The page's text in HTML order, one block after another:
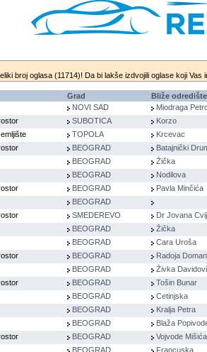
broj oglasa (11714)! Da bi lakše izdvojili oglase koji
Grad Bliže odredište
NOVI SAD Miodraga
SUBOTICA Korzo
TOPOLA Krcevac
BEOGRAD Batajnički
BEOGRAD Žička
BEOGRAD Nodilova
BEOGRAD Pavla Minčića
BEOGRAD
SMEDEREVO Dr Jovana
BEOGRAD Žička
BEOGRAD Cara Uroša
BEOGRAD Radoja
BEOGRAD Živka
BEOGRAD Tošin Bunar
BEOGRAD Cetinjska
BEOGRAD Kralja Petra
BEOGRAD Blaža
BEOGRAD Vojvode Mišića
BEOGRAD Francuska